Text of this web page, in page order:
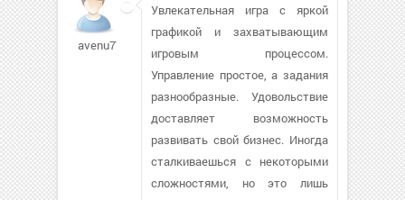
avenu77728
Увлекательная игра с яркой
графикой и захватывающим
игровым процессом.
Управление простое, а задания
разнообразные. Удовольствие
доставляет возможность
развивать свой бизнес. Иногда
сталкиваешься с некоторыми
сложностями, но это лишь